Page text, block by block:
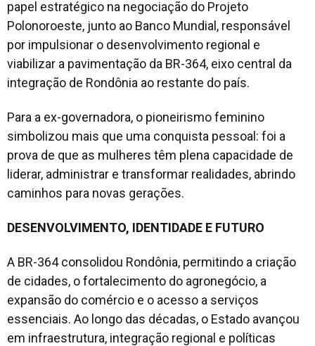
papel estratégico na negociação do Projeto
Polonoroeste, junto ao Banco Mundial, responsável
por impulsionar o desenvolvimento regional e
viabilizar a pavimentação da BR-364, eixo central da
integração de Rondônia ao restante do país.
Para a ex-governadora, o pioneirismo feminino
simbolizou mais que uma conquista pessoal: foi a
prova de que as mulheres têm plena capacidade de
liderar, administrar e transformar realidades, abrindo
caminhos para novas gerações.
DESENVOLVIMENTO, IDENTIDADE E FUTURO
A BR-364 consolidou Rondônia, permitindo a criação
de cidades, o fortalecimento do agronegócio, a
expansão do comércio e o acesso a serviços
essenciais. Ao longo das décadas, o Estado avançou
em infraestrutura, integração regional e políticas